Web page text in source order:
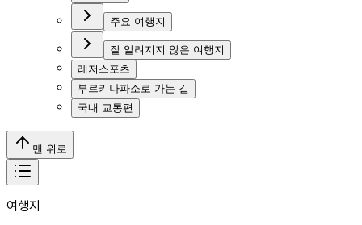
주요 여행지
잘 알려지지 않은 여행지
레저스포츠
부르키나파소로 가는 길
국내 교통편
맨 위로
여행지